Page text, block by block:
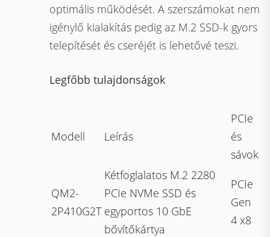
optimális működését. A szerszámokat nem
igénylő kialakítás pedig az M.2 SSD-k gyors
telepítését és cseréjét is lehetővé teszi.
Legfőbb tulajdonságok
Modell Leírás
PCIe
és
sávok
QM2-
2P410G2T
Kétfoglalatos M.2 2280
PCIe NVMe SSD és
egyportos 10 GbE
bővítőkártya
PCIe
Gen
4 x8